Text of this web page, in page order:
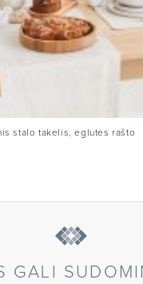
stalo takelis, eglutės rašto
GALI